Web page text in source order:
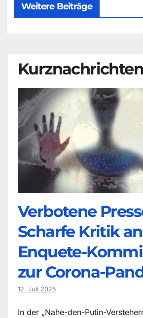
Weitere Beiträge
Kurznachrichten
Verbotene
Scharfe Kritik
Enquete-
zur Corona-
12. Juli 2025
In der „Nahe-den-Putin-